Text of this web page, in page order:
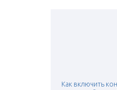
Как включить